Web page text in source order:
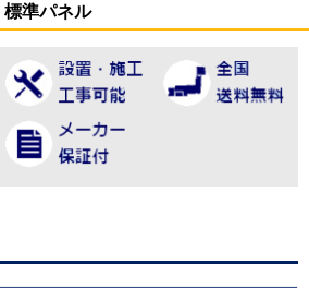
標準パネル